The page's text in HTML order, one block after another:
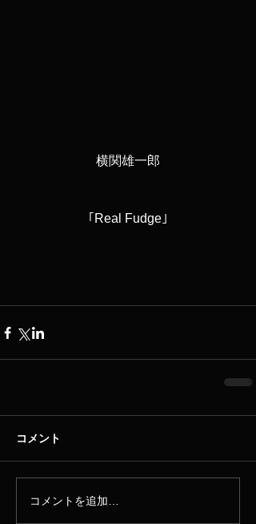
横関雄一郎
｢Real Fudge｣
コメント
コメントを追加…